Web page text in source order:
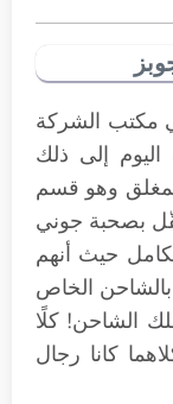
مكتب الشركة
إلى ذلك
وهو قسم
بصحبة جوني
حيث أنهم
الخاص
الشاحن! كلًا
كانا رجال